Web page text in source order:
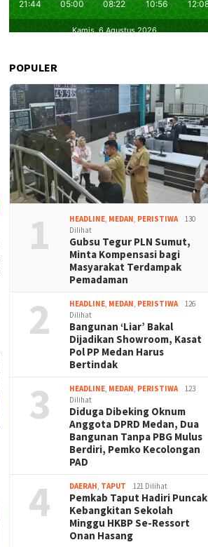
POPULER
1 HEADLINE, MEDAN, PERISTIWA
130
Dilihat
Gubsu Tegur PLN Sumut,
Minta Kompensasi bagi
Masyarakat Terdampak
Pemadaman
2 HEADLINE, MEDAN, PERISTIWA
126
Dilihat
Bangunan ‘Liar’ Bakal
Dijadikan Showroom, Kasat
Pol PP Medan Harus
Bertindak
3 HEADLINE, MEDAN, PERISTIWA
123
Dilihat
Diduga Dibeking Oknum
Anggota DPRD Medan, Dua
Bangunan Tanpa PBG Mulus
Berdiri, Pemko Kecolongan
PAD
4 DAERAH, TAPUT 121 Dilihat
Pemkab Taput Hadiri Puncak
Kebangkitan Sekolah
Minggu HKBP Se-Ressort
Onan Hasang